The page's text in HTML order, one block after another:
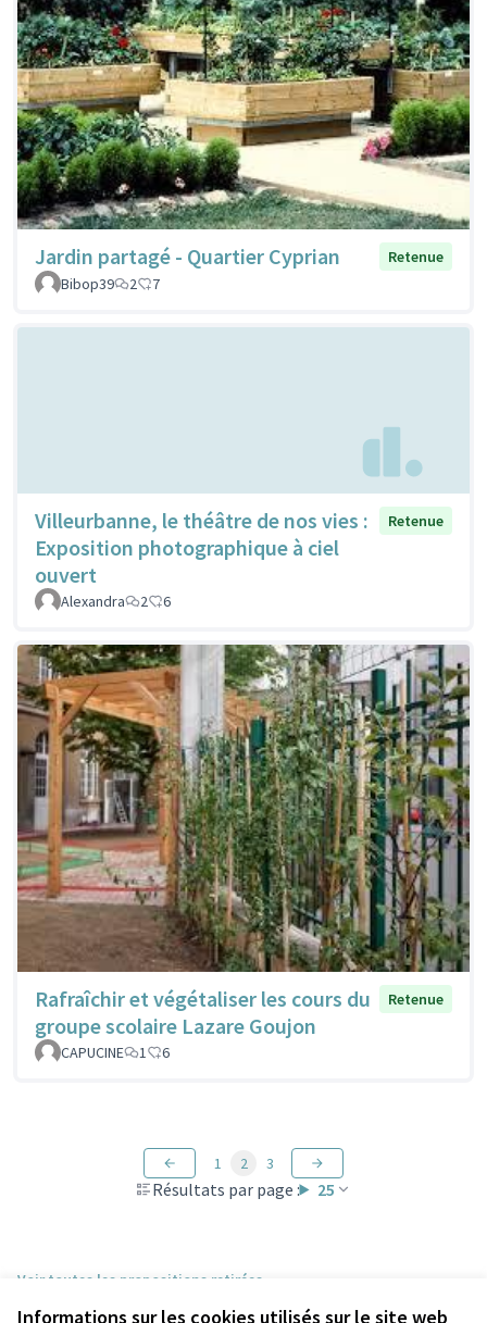
Informations sur les cookies utilisés sur le site web
Jardin partagé - Quartier Cyprian
Retenue
Bibop39
2 7
Villeurbanne, le théâtre de nos vies :
Exposition photographique à ciel
ouvert
Retenue
Alexandra 2 6
Rafraîchir et végétaliser les cours du
groupe scolaire Lazare Goujon
Retenue
CAPUCINE 1 6
Résultats par page : 25
1 2 3
Voir toutes les propositions retirées